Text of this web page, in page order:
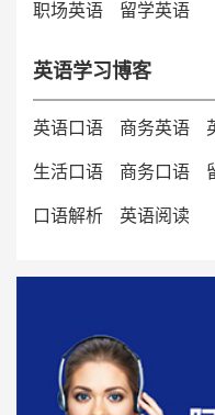
职场英语 留学英语
英语学习博客
英语口语 商务英语
生活口语 商务口语
口语解析 英语阅读